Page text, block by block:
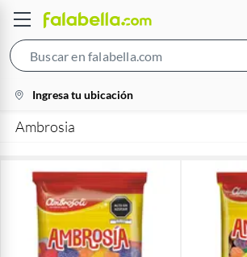
Bar
location-
icon
Ingresa tu ubicación
Ambrosia